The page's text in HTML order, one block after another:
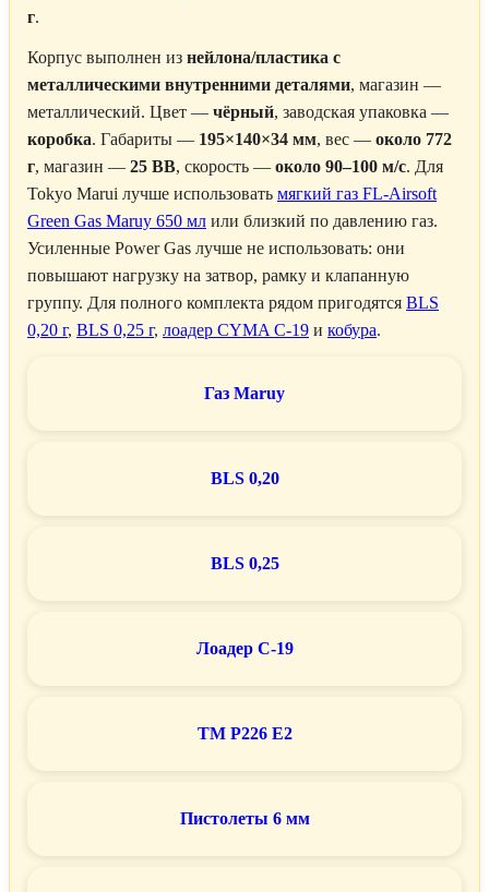
г.
Корпус выполнен из нейлона/пластика с
металлическими внутренними деталями, магазин —
металлический. Цвет — чёрный, заводская упаковка —
коробка. Габариты — 195×140×34 мм, вес — около 772
г, магазин — 25 BB, скорость — около 90–100 м/с. Для
Tokyo Marui лучше использовать мягкий газ FL-Airsoft
Green Gas Maruy 650 мл или близкий по давлению газ.
Усиленные Power Gas лучше не использовать: они
повышают нагрузку на затвор, рамку и клапанную
группу. Для полного комплекта рядом пригодятся BLS
0,20 г, BLS 0,25 г, лоадер CYMA C-19 и кобура.
Газ Maruy
BLS 0,20
BLS 0,25
Лоадер C-19
TM P226 E2
Пистолеты 6 мм